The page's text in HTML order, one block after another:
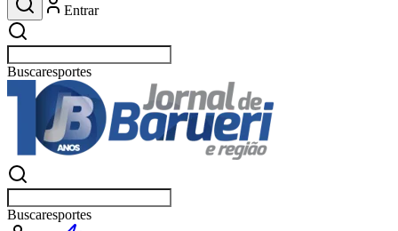
Entrar
Buscarpolíti
Buscarpolíti